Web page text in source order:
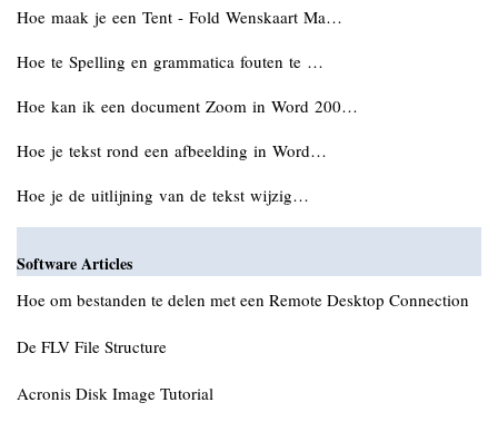
Hoe maak je een Tent - Fold Wenskaart Ma…
Hoe te Spelling en grammatica fouten te …
Hoe kan ik een document Zoom in Word 200…
Hoe je tekst rond een afbeelding in Word…
Hoe je de uitlijning van de tekst wijzig…
Software Articles
Hoe om bestanden te delen met een Remote Desktop Connection
De FLV File Structure
Acronis Disk Image Tutorial